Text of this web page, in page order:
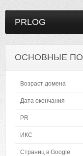
PRLOG
ОСНОВНЫЕ
Возраст домена
Дата окончания
PR
ИКС
Страниц в Google